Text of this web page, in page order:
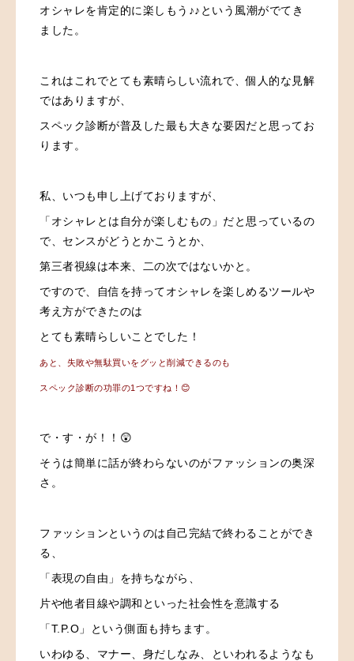
オシャレを肯定的に楽しもう♪♪という風潮がでてき
ました。
これはこれでとても素晴らしい流れで、個人的な見解
ではありますが、
スペック診断が普及した最も大きな要因だと思ってお
ります。
私、いつも申し上げておりますが、
「オシャレとは自分が楽しむもの」だと思っているの
で、センスがどうとかこうとか、
第三者視線は本来、二の次ではないかと。
ですので、自信を持ってオシャレを楽しめるツールや
考え方ができたのは
とても素晴らしいことでした！
あと、失敗や無駄買いをグッと削減できるのも
スペック診断の功罪の1つですね！😊
で・す・が！！😲
そうは簡単に話が終わらないのがファッションの奥深
さ。
ファッションというのは自己完結で終わることができ
る、
「表現の自由」を持ちながら、
片や他者目線や調和といった社会性を意識する
「T.P.O」という側面も持ちます。
いわゆる、マナー、身だしなみ、といわれるようなも